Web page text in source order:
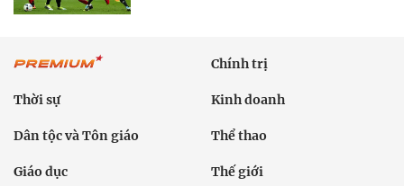
Chính trị
Thời sự Kinh doanh
Dân tộc và Tôn giáo Thể thao
Giáo dục Thế giới